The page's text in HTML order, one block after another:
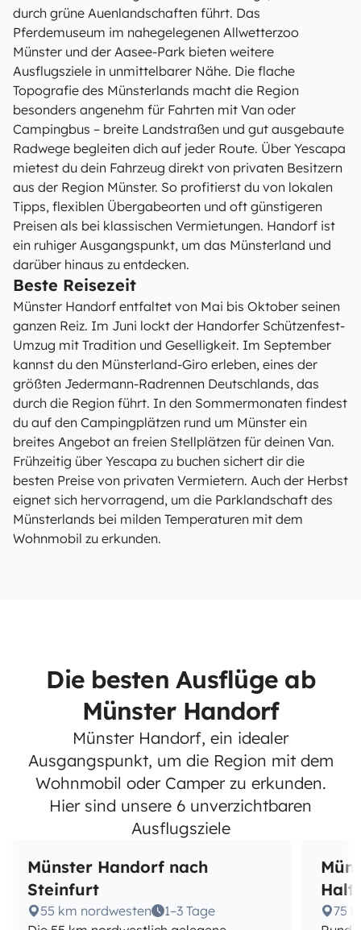
durch grüne Auenlandschaften führt. Das
Pferdemuseum im nahegelegenen Allwetterzoo
Münster und der Aasee-Park bieten weitere
Ausflugsziele in unmittelbarer Nähe. Die flache
Topografie des Münsterlands macht die Region
besonders angenehm für Fahrten mit Van oder
Campingbus – breite Landstraßen und gut ausgebaute
Radwege begleiten dich auf jeder Route. Über Yescapa
mietest du dein Fahrzeug direkt von privaten Besitzern
aus der Region Münster. So profitierst du von lokalen
Tipps, flexiblen Übergabeorten und oft günstigeren
Preisen als bei klassischen Vermietungen. Handorf ist
ein ruhiger Ausgangspunkt, um das Münsterland und
darüber hinaus zu entdecken.
Beste Reisezeit
Münster Handorf entfaltet von Mai bis Oktober seinen
ganzen Reiz. Im Juni lockt der Handorfer Schützenfest-
Umzug mit Tradition und Geselligkeit. Im September
kannst du den Münsterland-Giro erleben, eines der
größten Jedermann-Radrennen Deutschlands, das
durch die Region führt. In den Sommermonaten findest
du auf den Campingplätzen rund um Münster ein
breites Angebot an freien Stellplätzen für deinen Van.
Frühzeitig über Yescapa zu buchen sichert dir die
besten Preise von privaten Vermietern. Auch der Herbst
eignet sich hervorragend, um die Parklandschaft des
Münsterlands bei milden Temperaturen mit dem
Wohnmobil zu erkunden.
Die besten Ausflüge ab
Münster Handorf
Münster Handorf, ein idealer
Ausgangspunkt, um die Region mit dem
Wohnmobil oder Camper zu erkunden.
Hier sind unsere 6 unverzichtbaren
Ausflugsziele
Münster Handorf nach
Steinfurt
55 km nordwesten
1–3 Tage
75